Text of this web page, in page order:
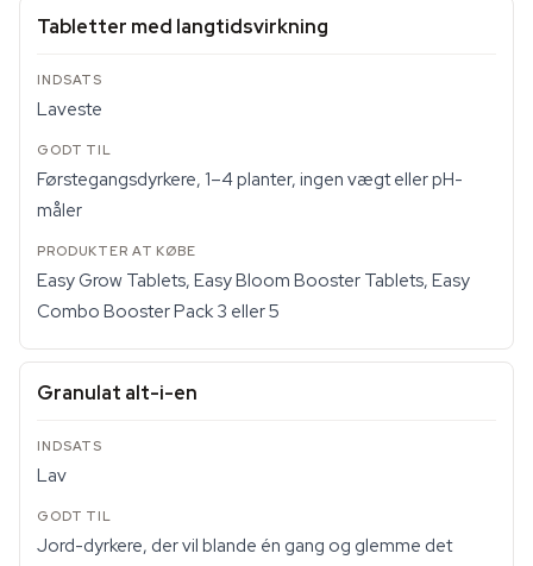
Tabletter med langtidsvirkning
Laveste
Førstegangsdyrkere, 1–4 planter, ingen vægt eller pH-
måler
Easy Grow Tablets, Easy Bloom Booster Tablets, Easy
Combo Booster Pack 3 eller 5
Granulat alt-i-en
Lav
Jord-dyrkere, der vil blande én gang og glemme det